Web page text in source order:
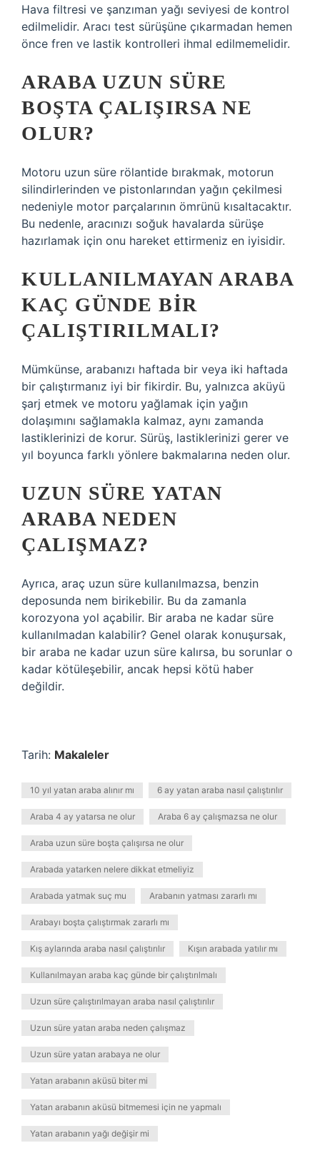
Hava filtresi ve şanzıman yağı seviyesi de kontrol
edilmelidir. Aracı test sürüşüne çıkarmadan hemen
önce fren ve lastik kontrolleri ihmal edilmemelidir.
ARABA UZUN SÜRE
BOŞTA ÇALIŞIRSA NE
OLUR?
Motoru uzun süre rölantide bırakmak, motorun
silindirlerinden ve pistonlarından yağın çekilmesi
nedeniyle motor parçalarının ömrünü kısaltacaktır.
Bu nedenle, aracınızı soğuk havalarda sürüşe
hazırlamak için onu hareket ettirmeniz en iyisidir.
KULLANILMAYAN ARABA
KAÇ GÜNDE BIR
ÇALIŞTIRILMALI?
Mümkünse, arabanızı haftada bir veya iki haftada
bir çalıştırmanız iyi bir fikirdir. Bu, yalnızca aküyü
şarj etmek ve motoru yağlamak için yağın
dolaşımını sağlamakla kalmaz, aynı zamanda
lastiklerinizi de korur. Sürüş, lastiklerinizi gerer ve
yıl boyunca farklı yönlere bakmalarına neden olur.
UZUN SÜRE YATAN
ARABA NEDEN
ÇALIŞMAZ?
Ayrıca, araç uzun süre kullanılmazsa, benzin
deposunda nem birikebilir. Bu da zamanla
korozyona yol açabilir. Bir araba ne kadar süre
kullanılmadan kalabilir? Genel olarak konuşursak,
bir araba ne kadar uzun süre kalırsa, bu sorunlar o
kadar kötüleşebilir, ancak hepsi kötü haber
değildir.
Tarih: Makaleler
10 yıl yatan araba alınır mı 6 ay yatan araba nasıl çalıştırılır
Araba 4 ay yatarsa ne olur Araba 6 ay çalışmazsa ne olur
Araba uzun süre boşta çalışırsa ne olur
Arabada yatarken nelere dikkat etmeliyiz
Arabada yatmak suç mu Arabanın yatması zararlı mı
Arabayı boşta çalıştırmak zararlı mı
Kış aylarında araba nasıl çalıştırılır Kışın arabada yatılır mı
Kullanılmayan araba kaç günde bir çalıştırılmalı
Uzun süre çalıştırılmayan araba nasıl çalıştırılır
Uzun süre yatan araba neden çalışmaz
Uzun süre yatan arabaya ne olur
Yatan arabanın aküsü biter mi
Yatan arabanın aküsü bitmemesi için ne yapmalı
Yatan arabanın yağı değişir mi